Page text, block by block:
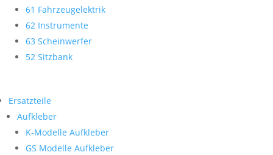
61 Fahrzeugelektrik
62 Instrumente
63 Scheinwerfer
52 Sitzbank
Ersatzteile
Aufkleber
K-Modelle Aufkleber
GS Modelle Aufkleber